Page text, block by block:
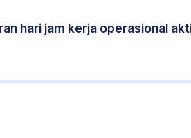
hari jam kerja operasional